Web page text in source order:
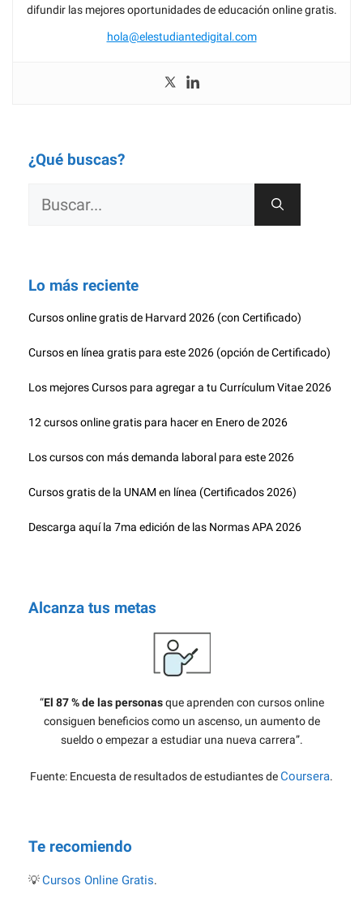
difundir las mejores oportunidades de educación online gratis.
hola@elestudiantedigital.com
¿Qué buscas?
Buscar:
Lo más reciente
Cursos online gratis de Harvard 2026 (con Certificado)
Cursos en línea gratis para este 2026 (opción de Certificado)
Los mejores Cursos para agregar a tu Currículum Vitae 2026
12 cursos online gratis para hacer en Enero de 2026
Los cursos con más demanda laboral para este 2026
Cursos gratis de la UNAM en línea (Certificados 2026)
Descarga aquí la 7ma edición de las Normas APA 2026
Alcanza tus metas
“El 87 % de las personasque aprenden con cursos online
consiguen beneficios como un ascenso, un aumento de
sueldo o empezar a estudiar una nueva carrera”.
Fuente: Encuesta de resultados de estudiantes deCoursera.
Te recomiendo
💡Cursos Online Gratis.